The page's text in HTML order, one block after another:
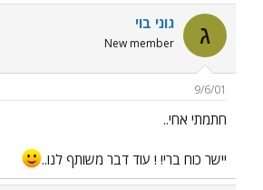
ג גוני בוי
New member
9/6/01
חתמתי אחי..
יישר כוח ברי! ! עוד דבר משותף לנו..